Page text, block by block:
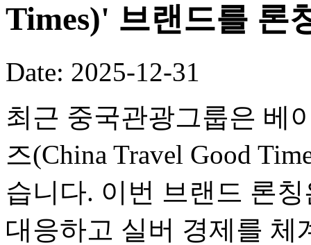
Times)' 브랜드를 론
Date: 2025-12-31
최근 중국관광그룹은 베
즈(China Travel Good
습니다. 이번 브랜드 론
대응하고 실버 경제를 체